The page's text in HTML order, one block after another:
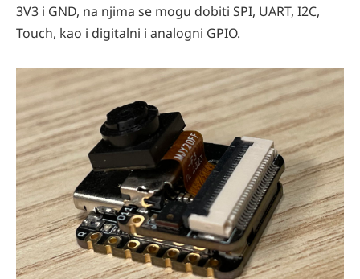
3V3 i GND, na njima se mogu dobiti SPI, UART, I2C,
Touch, kao i digitalni i analogni GPIO.